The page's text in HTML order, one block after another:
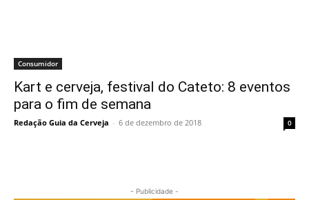
Consumidor
Kart e cerveja, festival do Cateto: 8 eventos
para o fim de semana
Redação Guia da Cerveja - 6 de dezembro de 2018 0
- Publicidade -